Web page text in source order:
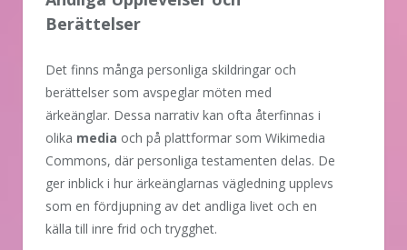
Berättelser
Det finns många personliga skildringar och
berättelser som avspeglar möten med
ärkeänglar. Dessa narrativ kan ofta återfinnas i
olika media och på plattformar som Wikimedia
Commons, där personliga testamenten delas. De
ger inblick i hur ärkeänglarnas vägledning upplevs
som en fördjupning av det andliga livet och en
källa till inre frid och trygghet.